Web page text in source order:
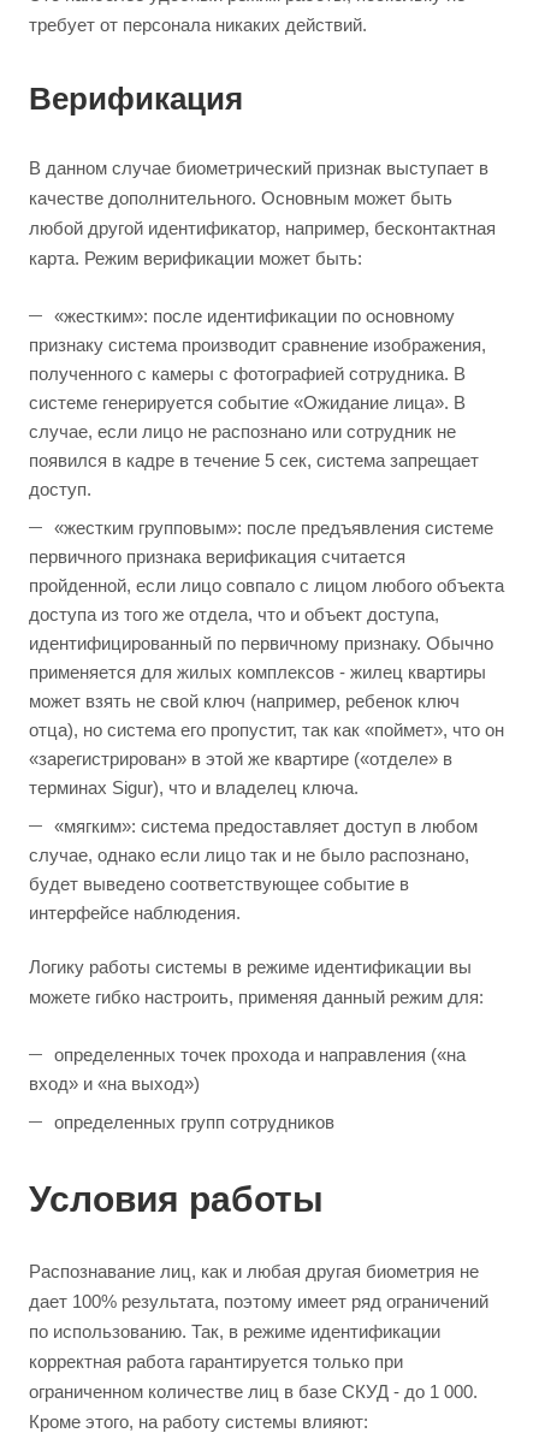
требует от персонала никаких действий.
Верификация
В данном случае биометрический признак выступает в
качестве дополнительного. Основным может быть
любой другой идентификатор, например, бесконтактная
карта. Режим верификации может быть:
«жестким»: после идентификации по основному
признаку система производит сравнение изображения,
полученного с камеры с фотографией сотрудника. В
системе генерируется событие «Ожидание лица». В
случае, если лицо не распознано или сотрудник не
появился в кадре в течение 5 сек, система запрещает
доступ.
«жестким групповым»: после предъявления системе
первичного признака верификация считается
пройденной, если лицо совпало с лицом любого объекта
доступа из того же отдела, что и объект доступа,
идентифицированный по первичному признаку. Обычно
применяется для жилых комплексов - жилец квартиры
может взять не свой ключ (например, ребенок ключ
отца), но система его пропустит, так как «поймет», что он
«зарегистрирован» в этой же квартире («отделе» в
терминах Sigur), что и владелец ключа.
«мягким»: система предоставляет доступ в любом
случае, однако если лицо так и не было распознано,
будет выведено соответствующее событие в
интерфейсе наблюдения.
Логику работы системы в режиме идентификации вы
можете гибко настроить, применяя данный режим для:
определенных точек прохода и направления («на
вход» и «на выход»)
определенных групп сотрудников
Условия работы
Распознавание лиц, как и любая другая биометрия не
дает 100% результата, поэтому имеет ряд ограничений
по использованию. Так, в режиме идентификации
корректная работа гарантируется только при
ограниченном количестве лиц в базе СКУД - до 1 000.
Кроме этого, на работу системы влияют: